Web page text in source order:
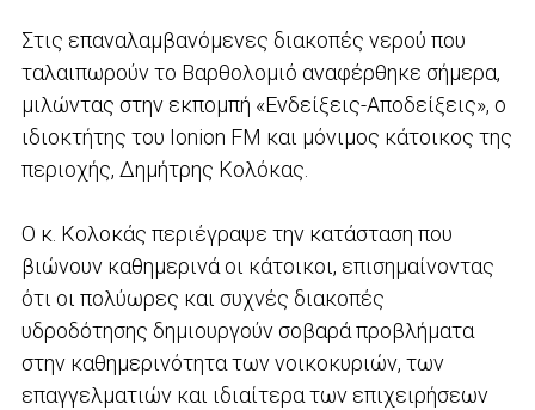
Στις επαναλαμβανόμενες διακοπές νερού που
ταλαιπωρούν το Βαρθολομιό αναφέρθηκε σήμερα,
μιλώντας στην εκπομπή «Ενδείξεις-Αποδείξεις», ο
ιδιοκτήτης του Ionion FM και μόνιμος κάτοικος της
περιοχής, Δημήτρης Κολόκας.
Ο κ. Κολοκάς περιέγραψε την κατάσταση που
βιώνουν καθημερινά οι κάτοικοι, επισημαίνοντας
ότι οι πολύωρες και συχνές διακοπές
υδροδότησης δημιουργούν σοβαρά προβλήματα
στην καθημερινότητα των νοικοκυριών, των
επαγγελματιών και ιδιαίτερα των επιχειρήσεων